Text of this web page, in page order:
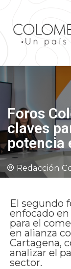
Foros
claves
potencia
Redacción
El segundo
enfocado
para el
en alianza
Cartagena,
analizar el
sector.